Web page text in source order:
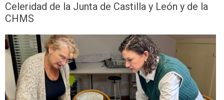
Celeridad de la Junta de Castilla y León y de la
CHMS